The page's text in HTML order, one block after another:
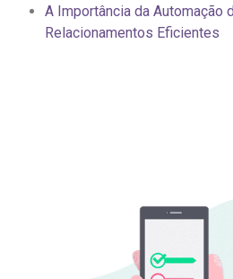
A Importância da Automação
Relacionamentos Eficientes